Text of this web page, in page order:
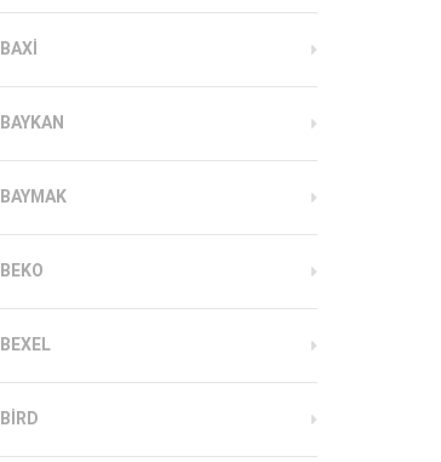
BAXI
BAYKAN
BAYMAK
BEKO
BEXEL
BIRD